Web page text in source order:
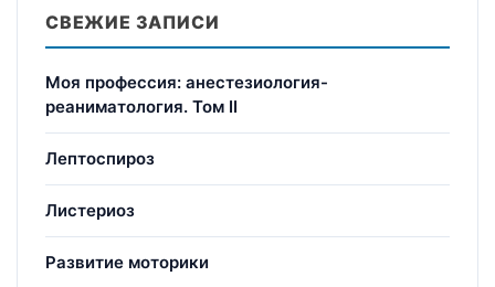
СВЕЖИЕ ЗАПИСИ
Моя профессия: анестезиология-
реаниматология. Том II
Лептоспироз
Листериоз
Развитие моторики